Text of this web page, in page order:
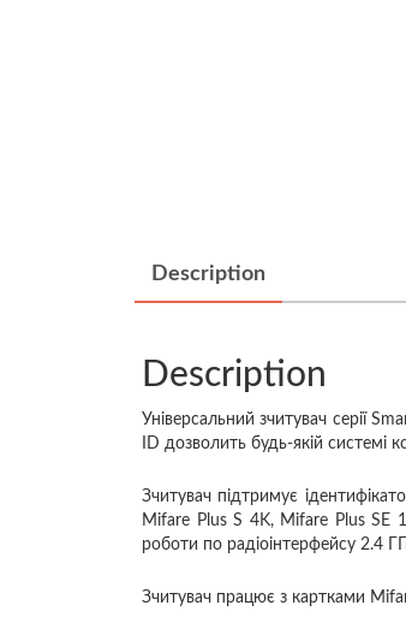
Description
Description
Універсальний зчитувач серії
ID дозволить будь-якій
Зчитувач підтримує
Mifare Plus S 4K, Mifare Plus SE
роботи по радіоінтерфейсу 2.4
Зчитувач працює з картками